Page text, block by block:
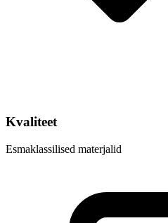
Kvaliteet
Esmaklassilised materjalid